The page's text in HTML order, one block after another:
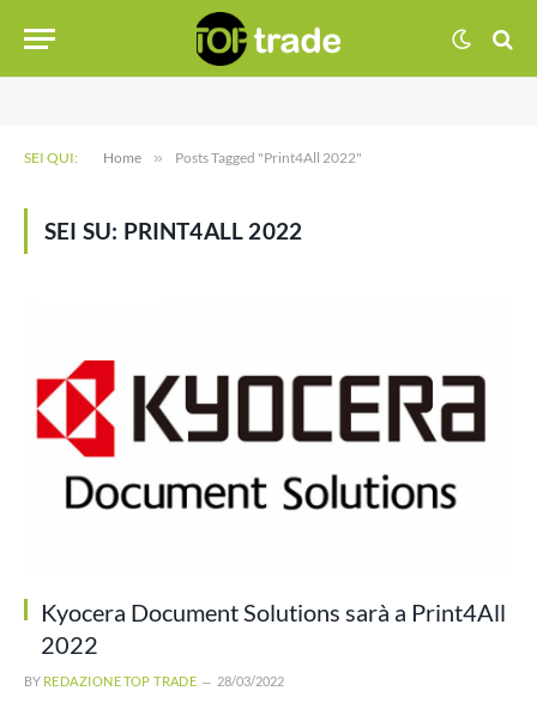
SEI QUI: Home » Posts Tagged "Print4All 2022"
SEI SU: PRINT4ALL 2022
Kyocera Document Solutions sarà a Print4All
2022
BY REDAZIONE TOP TRADE 28/03/2022